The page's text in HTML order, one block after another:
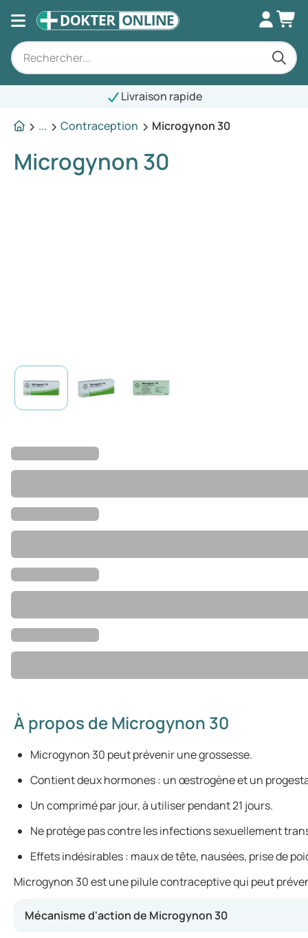
Livraison rapide
...
Contraception Microgynon 30
Microgynon 30
À propos de Microgynon 30
Microgynon 30 peut prévenir une grossesse.
Contient deux hormones : un œstrogène et un
Un comprimé par jour, à utiliser pendant 21 jours.
Ne protège pas contre les infections sexuellement
Effets indésirables : maux de tête, nausées, prise de
Microgynon 30 est une pilule contraceptive qui peut
Mécanisme d'action de Microgynon 30